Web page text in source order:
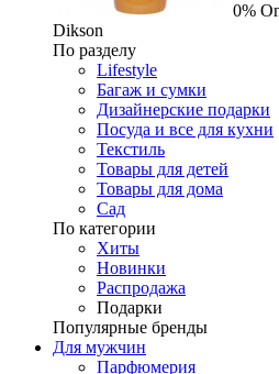
0%
Dikson
По разделу
Lifestyle
Багаж и сумки
Дизайнерские подарки
Посуда и все для кухни
Текстиль
Товары для детей
Товары для дома
Сад
По категории
Хиты
Новинки
Распродажа
Подарки
Популярные бренды
Для мужчин
Парфюмерия